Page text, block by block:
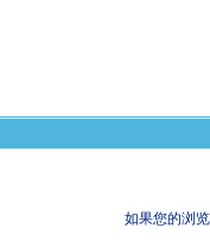
如果您的浏